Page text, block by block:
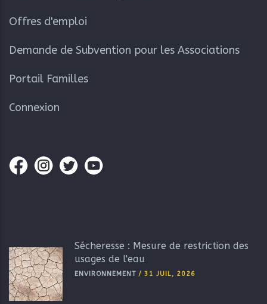
Offres d'emploi
Demande de Subvention pour les Associations
Portail Familles
Connexion
Sécheresse : Mesure de restriction des
usages de l'eau
ENVIRONNEMENT / 31 JUIL, 2026